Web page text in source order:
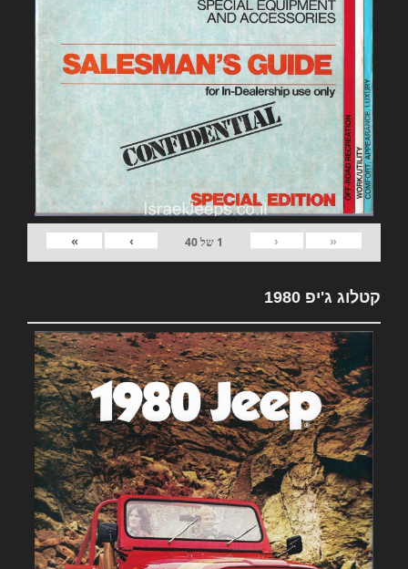
«
‹
1 של40
›
»
קטלוג ג'יפ 1980